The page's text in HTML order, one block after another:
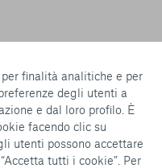
finalità analitiche e per
degli utenti a
e dal loro profilo. È
facendo clic su
utenti possono accettare
tutti i cookie”. Per